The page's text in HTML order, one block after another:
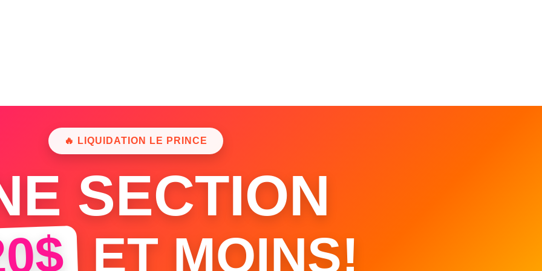
🔥 LIQUIDATION LE PRINCE
SECTION
ET MOINS!